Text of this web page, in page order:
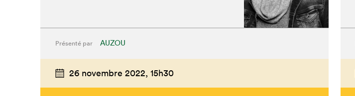
Présenté par AUZOU
26 novembre 2022, 15h30